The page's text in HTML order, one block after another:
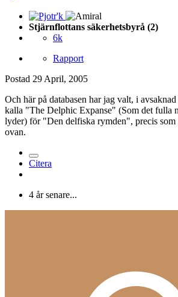
Stjärnflottans säkerhetsbyrå (2)
6k
Rapport
Postad 29 April, 2005
Och här på databasen har jag valt, i
kalla "The Delphic Expanse" (Som det fulla
lyder) för "Den delfiska rymden", precis som
ovan.
Citera
4 år senare...